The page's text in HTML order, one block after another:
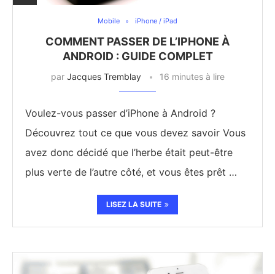
Mobile iPhone / iPad
COMMENT PASSER DE L’IPHONE À
ANDROID : GUIDE COMPLET
par Jacques Tremblay 16 minutes à lire
Voulez-vous passer d’iPhone à Android ?
Découvrez tout ce que vous devez savoir Vous
avez donc décidé que l’herbe était peut-être
plus verte de l’autre côté, et vous êtes prêt …
LISEZ LA SUITE